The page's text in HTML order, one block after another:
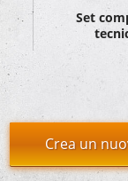
Set
Crea un